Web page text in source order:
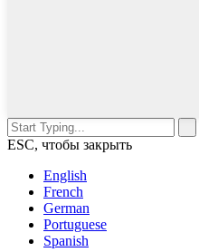
ESC, чтобы закрыть
English
French
German
Portuguese
Spanish